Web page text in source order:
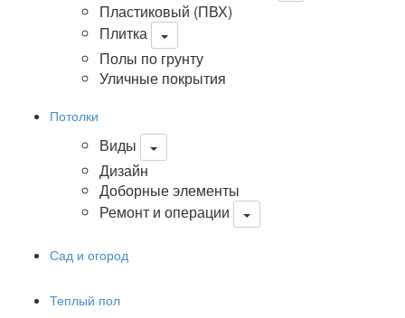
Пластиковый (ПВХ)
Плитка
Полы по грунту
Уличные покрытия
Потолки
Виды
Дизайн
Доборные элементы
Ремонт и операции
Сад и огород
Теплый пол